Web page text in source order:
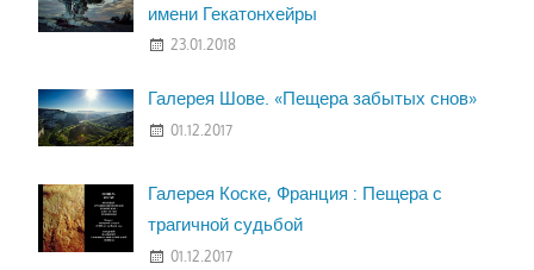
имени Гекатонхейры
23.01.2018
Галерея Шове. «Пещера забытых снов»
01.12.2017
Галерея Коске, Франция : Пещера с
трагичной судьбой
01.12.2017